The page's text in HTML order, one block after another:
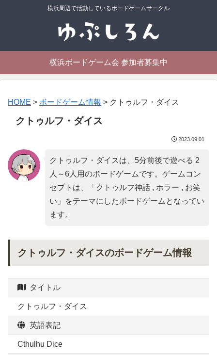
横浜周辺で活動しているボードゲームサークル
横浜ボードゲーム会 参加者募集中
HOME > ボードゲーム情報 > クトゥルフ・ダイス
クトゥルフ・ダイス
2023.09.01
クトゥルフ・ダイスは、5分前後で遊べる 2
人～6人用のボードゲームです。ゲームコン
セプトは、「 クトゥルフ神話 , ホラー , お笑
い 」をテーマにしたボードゲームとなってい
ます。
クトゥルフ・ダイスのボードゲーム情報
タイトル
クトゥルフ・ダイス
英語表記
Cthulhu Dice